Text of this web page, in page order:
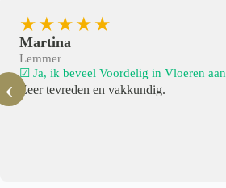
‹
★★★★★
Martina
Lemmer
☑ Ja, ik beveel Voordelig in Vloeren aan
Zeer tevreden en vakkundig.